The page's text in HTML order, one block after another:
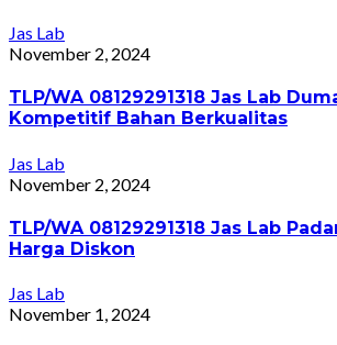
Jas Lab
November 2, 2024
TLP/WA 08129291318 Jas Lab
Kompetitif Bahan Berkualitas
Jas Lab
November 2, 2024
TLP/WA 08129291318 Jas Lab
Harga Diskon
Jas Lab
November 1, 2024